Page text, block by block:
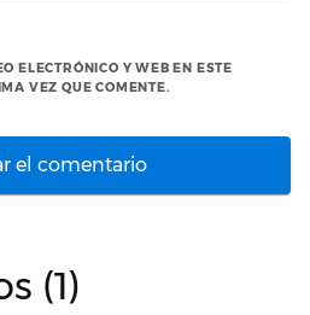
ELECTRÓNICO Y WEB EN ESTE
VEZ QUE COMENTE.
(1)